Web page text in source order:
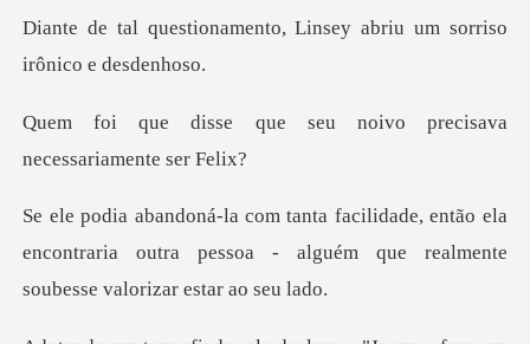
nto, Linsey abriu um sorr
seu noivo precisava
nec
então ela
encontraria outra pessoa - alguém que